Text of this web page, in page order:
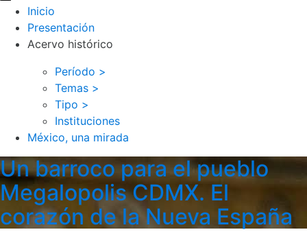
Inicio
Presentación
Acervo histórico
Período >
Temas >
Tipo >
Instituciones
México, una mirada
Un barroco para el pueblo
Megalopolis CDMX. El
corazón de la Nueva España